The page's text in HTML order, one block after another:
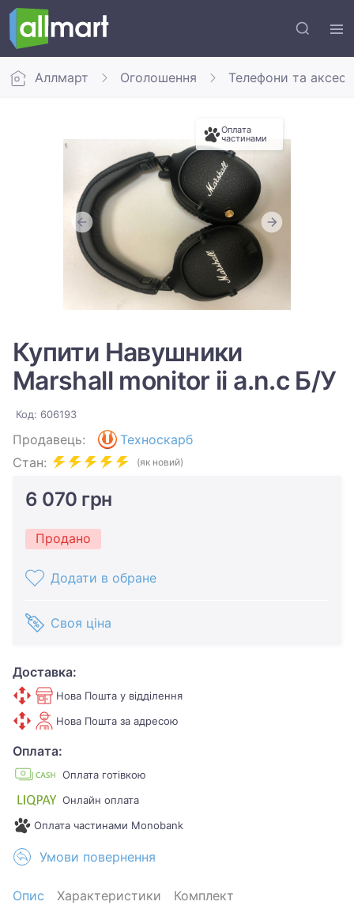
Аллмарт Оголошення Телефони та
Оплата
частинами
Купити Навушники
Marshall monitor ii a.n.c Б/У
Код: 606193
Продавець:
Техноскарб
Стан:
(як новий)
6 070 грн
Продано
Додати в обране
Своя ціна
Доставка:
Нова Пошта у відділення
Нова Пошта за адресою
Оплата:
Оплата готівкою
Онлайн оплата
Оплата частинами Monobank
Умови повернення
Опис Характеристики Комплект